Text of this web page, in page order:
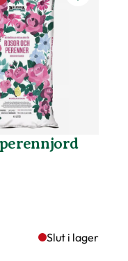
Slut i lager